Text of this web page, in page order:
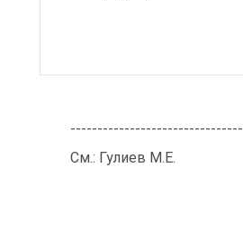
--------------------------------
См.: Гулиев М.Е.